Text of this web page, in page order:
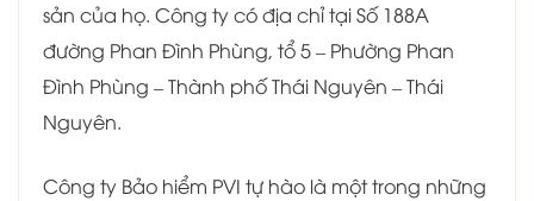
sản của họ. Công ty có địa chỉ tại Số 188A
đường Phan Đình Phùng, tổ 5 – Phường Phan
Đình Phùng – Thành phố Thái Nguyên – Thái
Nguyên.
Công ty Bảo hiểm PVI tự hào là một trong những